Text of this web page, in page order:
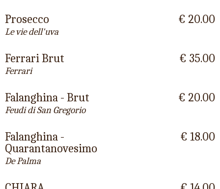
Prosecco
Le vie dell'uva
€ 20.00
Ferrari Brut
Ferrari
€ 35.00
Falanghina - Brut
Feudi di San Gregorio
€ 20.00
Falanghina -
Quarantanovesimo
De Palma
€ 18.00